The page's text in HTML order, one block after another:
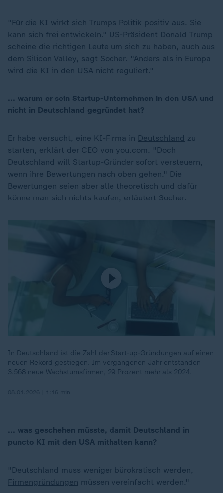
"Für die KI wirkt sich Trumps Politik positiv aus. Sie
kann sich frei entwickeln." US-Präsident Donald Trump
scheine die richtigen Leute um sich zu haben, auch aus
dem Silicon Valley, sagt Socher. "Anders als in Europa
wird die KI in den USA nicht reguliert."
... warum er sein Startup-Unternehmen in den USA und
nicht in Deutschland gegründet hat?
Er habe versucht, eine KI-Firma in Deutschland zu
starten, erklärt der CEO von you.com. "Doch
Deutschland will Startup-Gründer sofort versteuern,
wenn ihre Bewertungen nach oben gehen." Die
Bewertungen seien aber alle theoretisch und dafür
könne man sich nichts kaufen, erläutert Socher.
In Deutschland ist die Zahl der Start-up-Gründungen auf einen
neuen Rekord gestiegen. Im vergangenen Jahr entstanden
3.568 neue Wachstumsfirmen, 29 Prozent mehr als 2024.
... was geschehen müsste, damit Deutschland in
puncto KI mit den USA mithalten kann?
"Deutschland muss weniger bürokratisch werden,
Firmengründungen müssen vereinfacht werden."